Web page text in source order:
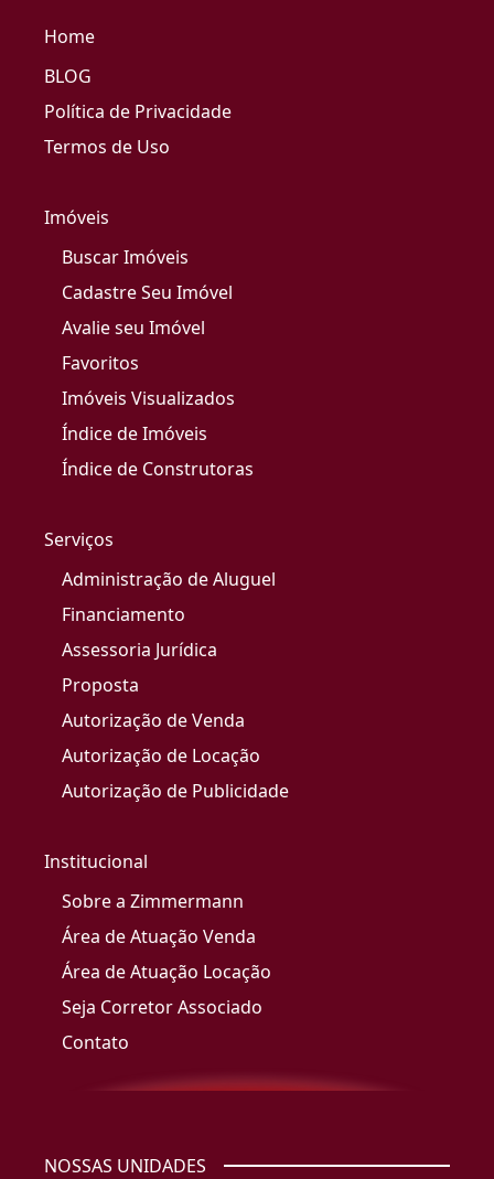
Home
BLOG
Política de Privacidade
Termos de Uso
Imóveis
Buscar Imóveis
Cadastre Seu Imóvel
Avalie seu Imóvel
Favoritos
Imóveis Visualizados
Índice de Imóveis
Índice de Construtoras
Serviços
Administração de Aluguel
Financiamento
Assessoria Jurídica
Proposta
Autorização de Venda
Autorização de Locação
Autorização de Publicidade
Institucional
Sobre a Zimmermann
Área de Atuação Venda
Área de Atuação Locação
Seja Corretor Associado
Contato
NOSSAS UNIDADES